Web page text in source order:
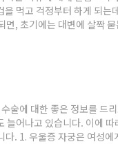
먹고 걱정부터 하게 되
, 초기에는 대변에 살짝
높은 만큼, 초기 소량의
술에 대한 좋은 정보를 드
어나고 있습니다. 이에
. 1. 우울증 자궁은 여성